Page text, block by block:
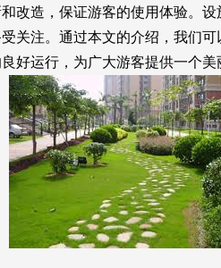
改造，保证游客的使用体验。
关注。通过本文的介绍，我们
好运行，为广大游客提供一个美